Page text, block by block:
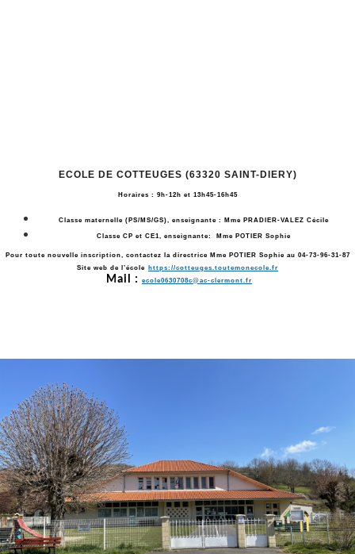
ECOLE DE COTTEUGES (63320 SAINT-DIERY)
Horaires : 9h-12h et 13h45-16h45
Classe maternelle (PS/MS/GS), enseignante : Mme PRADIER-VALEZ Cécile
Classe CP et CE1, enseignante: Mme POTIER Sophie
Pour toute nouvelle inscription, contactez la directrice Mme POTIER Sophie au 04-73-96-31-87
Site web de l’école https://cotteuges.toutemonecole.fr
Mail : ecole0630708c@ac-clermont.fr